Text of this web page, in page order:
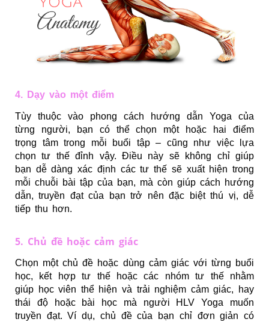
4. Dạy vào một điểm
Tùy thuộc vào phong cách hướng dẫn Yoga của
từng người, bạn có thể chọn một hoặc hai điểm
trọng tâm trong mỗi buổi tập – cũng như việc lựa
chọn tư thế đỉnh vậy. Điều này sẽ không chỉ giúp
bạn dễ dàng xác định các tư thế sẽ xuất hiện trong
mỗi chuỗi bài tập của bạn, mà còn giúp cách hướng
dẫn, truyền đạt của bạn trở nên đặc biệt thú vị, dễ
tiếp thu hơn.
5. Chủ đề hoặc cảm giác
Chọn một chủ đề hoặc dùng cảm giác với từng buổi
học, kết hợp tư thế hoặc các nhóm tư thế nhằm
giúp học viên thể hiện và trải nghiệm cảm giác, hay
thái độ hoặc bài học mà người HLV Yoga muốn
truyền đạt. Ví dụ, chủ đề của bạn chỉ đơn giản có